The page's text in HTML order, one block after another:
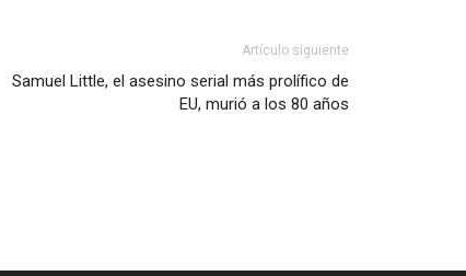
Artículo siguiente
Samuel Little, el asesino serial más prolífico de
EU, murió a los 80 años